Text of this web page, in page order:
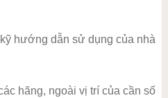
hướng dẫn sử dụng của nhà
hãng, ngoài vị trí của cần số